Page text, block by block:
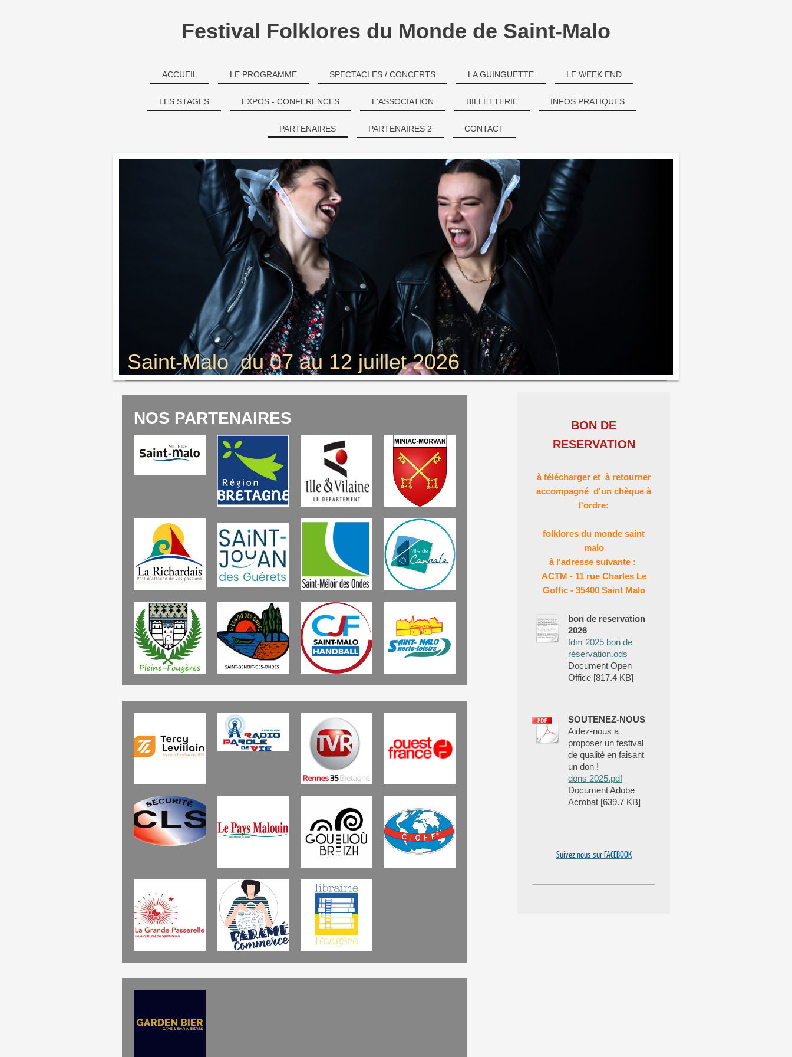
Festival Folklores du Monde de Saint-Malo
ACCUEIL LE PROGRAMME SPECTACLES / CONCERTS LA GUINGUETTE LE WEEK END
LES STAGES EXPOS - CONFERENCES L'ASSOCIATION BILLETTERIE INFOS PRATIQUES
PARTENAIRES PARTENAIRES 2 CONTACT
Saint-Malo du 07 au 12 juillet 2026
NOS PARTENAIRES
BON DE
RESERVATION
à télécharger et à retourner
accompagné d'un chèque à
l'ordre:
folklores du monde saint
malo
à l'adresse suivante :
ACTM - 11 rue Charles Le
Goffic - 35400 Saint Malo
bon de reservation
2026
fdm 2025 bon de
réservation.ods
Document Open
Office [817.4 KB]
SOUTENEZ-NOUS
Aidez-nous a
proposer un festival
de qualité en faisant
un don !
dons 2025.pdf
Document Adobe
Acrobat [639.7 KB]
Suivez nous sur FACEBOOK